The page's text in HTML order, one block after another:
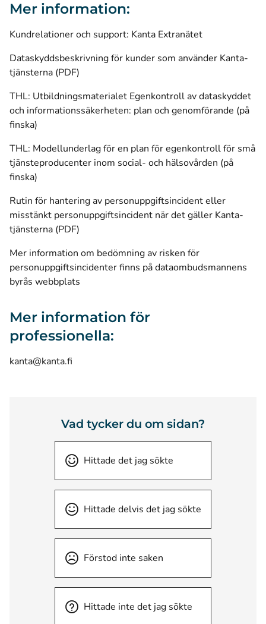
Mer information:
Kundrelationer och support: Kanta Extranätet
Dataskyddsbeskrivning för kunder som använder Kanta-
tjänsterna (PDF)
THL: Utbildningsmaterialet Egenkontroll av dataskyddet
och informationssäkerheten: plan och genomförande (på
finska)
THL: Modellunderlag för en plan för egenkontroll för små
tjänsteproducenter inom social- och hälsovården (på
finska)
Rutin för hantering av personuppgiftsincident eller
misstänkt personuppgiftsincident när det gäller Kanta-
tjänsterna (PDF)
Mer information om bedömning av risken för
personuppgiftsincidenter finns på dataombudsmannens
byrås webbplats
Mer information för
professionella:
kanta@kanta.fi
Vad tycker du om sidan?
Hittade det jag sökte
Hittade delvis det jag sökte
Förstod inte saken
Hittade inte det jag sökte